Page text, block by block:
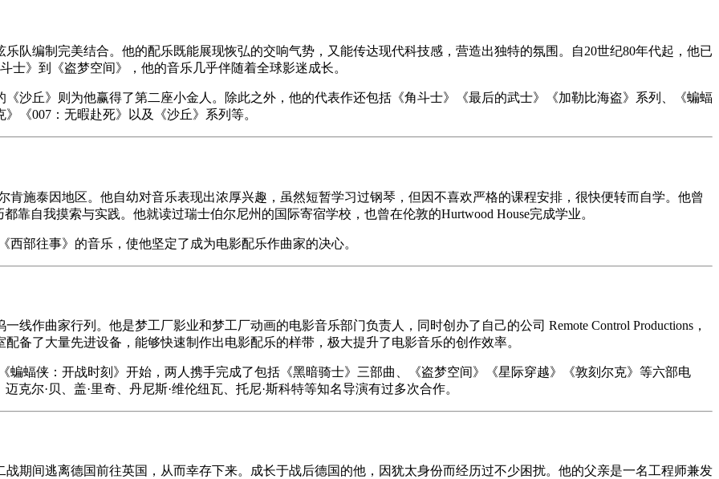
队编制完美结合。他的配乐既能展现恢弘的交响气势，又能传达现代科技感，营造出独特的氛围。自20世纪80年代起，他已
士》到《盗梦空间》，他的音乐几乎伴随着全球影迷成长。
沙丘》则为他赢得了第二座小金人。除此之外，他的代表作还包括《角斗士》《最后的武士》《加勒比海盗》系列、《蝙蝠
《007：无暇赴死》以及《沙丘》系列等。
施泰因地区。他自幼对音乐表现出浓厚兴趣，虽然短暂学习过钢琴，但因不喜欢严格的课程安排，很快便转而自学。他曾
靠自我摸索与实践。他就读过瑞士伯尔尼州的国际寄宿学校，也曾在伦敦的Hurtwood House完成学业。
部往事》的音乐，使他坚定了成为电影配乐作曲家的决心。
线作曲家行列。他是梦工厂影业和梦工厂动画的电影音乐部门负责人，同时创办了自己的公司 Remote Control Productions，
备了大量先进设备，能够快速制作出电影配乐的样带，极大提升了电影音乐的创作效率。
蝙蝠侠：开战时刻》开始，两人携手完成了包括《黑暗骑士》三部曲、《盗梦空间》《星际穿越》《敦刻尔克》等六部电
克尔·贝、盖·里奇、丹尼斯·维伦纽瓦、托尼·斯科特等知名导演有过多次合作。
期间逃离德国前往英国，从而幸存下来。成长于战后德国的他，因犹太身份而经历过不少困扰。他的父亲是一名工程师兼发